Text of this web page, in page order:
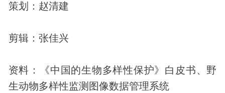
策划：赵清建
剪辑：张佳兴
资料：《中国的生物多样性保护》白皮书、野
生动物多样性监测图像数据管理系统